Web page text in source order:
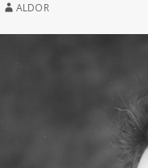
ALDOR